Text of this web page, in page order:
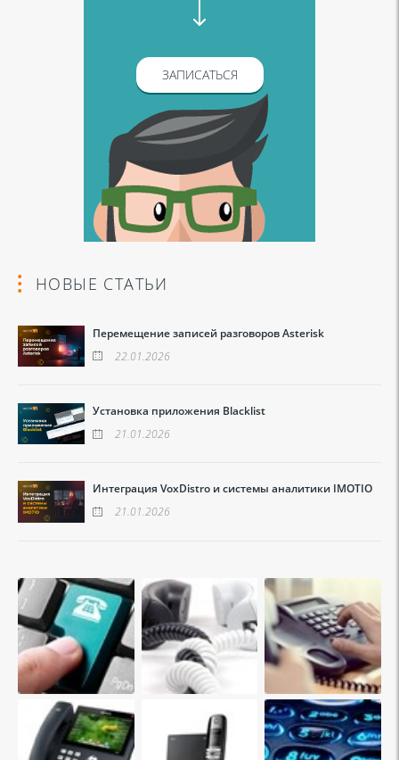
ЗАПИСАТЬСЯ
НОВЫЕ СТАТЬИ
Перемещение записей разговоров Asterisk
22.01.2026
Установка приложения Blacklist
21.01.2026
Интеграция VoxDistro и системы аналитики IMOTIO
21.01.2026